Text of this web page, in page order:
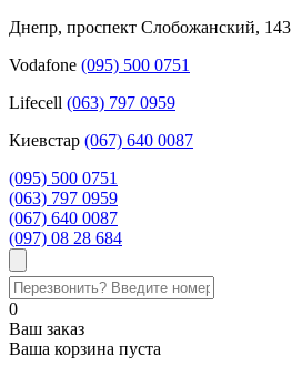
Днепр, проспект Слобожанский, 143
Vodafone (095) 500 0751
Lifecell (063) 797 0959
Киевстар ‎(067) 640 0087
(095) 500 0751
(063) 797 0959
‎(067) 640 0087
(097) 08 28 684
0
Ваш заказ
Ваша корзина пуста